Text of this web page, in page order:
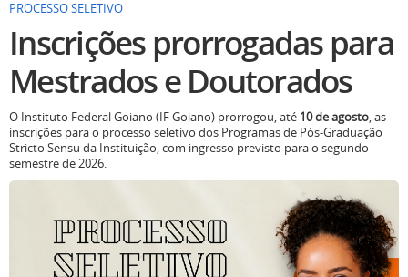
PROCESSO SELETIVO
Inscrições prorrogadas para
Mestrados e Doutorados
O Instituto Federal Goiano (IF Goiano) prorrogou, até 10 de agosto, as
inscrições para o processo seletivo dos Programas de Pós-Graduação
Stricto Sensu da Instituição, com ingresso previsto para o segundo
semestre de 2026.